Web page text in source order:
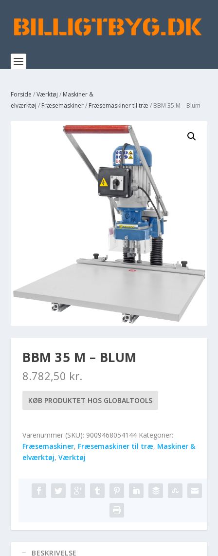
Forside /Værktøj / Maskiner &
elværktøj / Fræsemaskiner/ Fræsemaskiner til træ / BBM 35 M – Blum
BBM 35 M – BLUM
8.782,50 kr.
KØB PRODUKTET HOS GLOBALTOOLS
Varenummer (SKU): 9009468054144 Kategorier:
Fræsemaskiner, Fræsemaskiner til træ, Maskiner &
elværktøj,Værktøj
BESKRIVELSE